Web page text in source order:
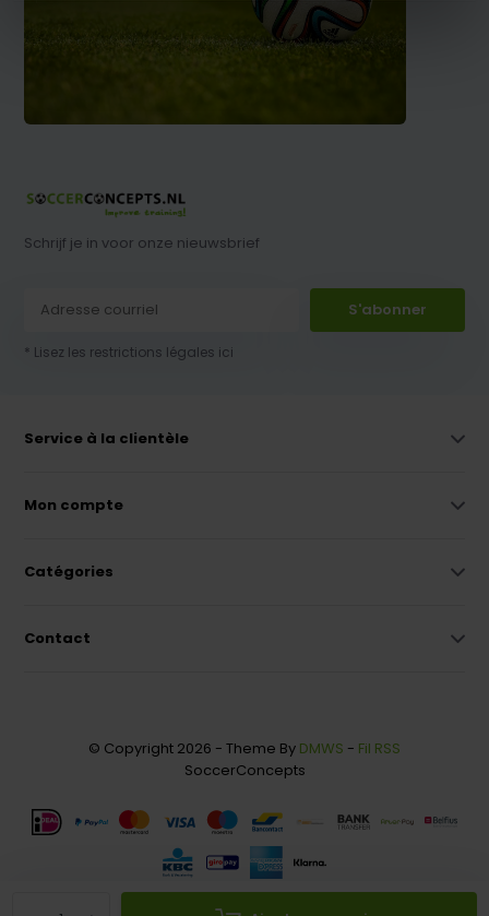
Schrijf je in voor onze nieuwsbrief
S'abonner
* Lisez les restrictions légales ici
Service à la clientèle
Mon compte
Catégories
Contact
© Copyright 2026 - Theme By DMWS - Fil RSS
SoccerConcepts